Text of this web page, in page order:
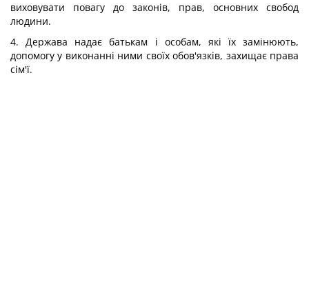
виховувати повагу до законів, прав, основних свобод
людини.
4. Держава надає батькам і особам, які їх замінюють,
допомогу у виконанні ними своїх обов'язків, захищає права
сім'ї.